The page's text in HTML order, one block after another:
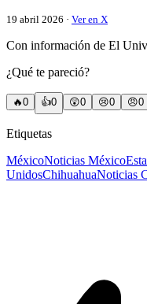
19 abril 2026 · Ver en X
Con información de El
¿Qué te pareció?
🔥0 👍0 😲0 😢0 😠0
Etiquetas
MéxicoNoticias México
UnidosChihuahuaNoticias